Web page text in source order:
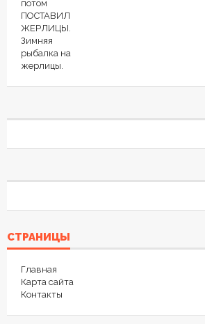
СТРАНИЦЫ
Главная
Карта сайта
Контакты